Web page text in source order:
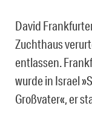
David
Zuchthaus
entlassen.
wurde in Israel
Großvater«, er